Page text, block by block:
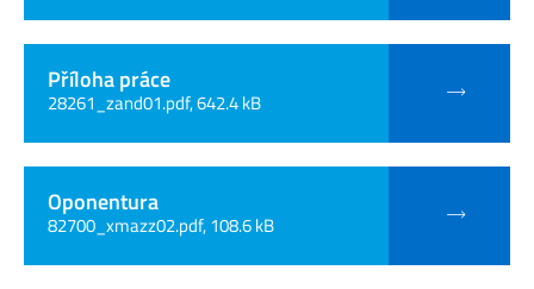
Příloha práce
28261_zand01.pdf, 642.4 kB
Oponentura
82700_xmazz02.pdf, 108.6 kB